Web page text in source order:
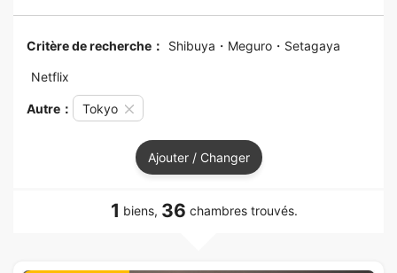
Critère de recherche： Shibuya・Meguro・Setagaya
Netflix
Autre： Tokyo
Ajouter / Changer
1 biens, 36 chambres trouvés.